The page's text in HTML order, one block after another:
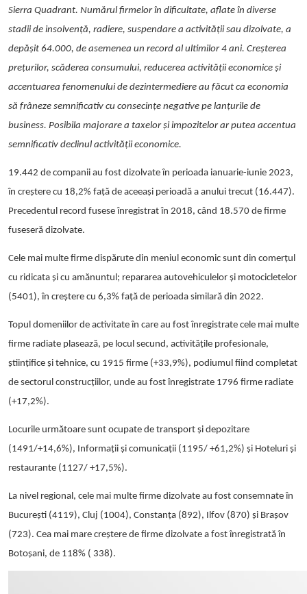
Sierra Quadrant. Numărul firmelor în dificultate, aflate în diverse
stadii de insolvență, radiere, suspendare a activității sau dizolvate, a
depășit 64.000, de asemenea un record al ultimilor 4 ani. Creșterea
prețurilor, scăderea consumului, reducerea activității economice și
accentuarea fenomenului de dezintermediere au făcut ca economia
să frâneze semnificativ cu consecințe negative pe lanțurile de
business. Posibila majorare a taxelor și impozitelor ar putea accentua
semnificativ declinul activității economice.
19.442 de companii au fost dizolvateîn perioada ianuarie-iunie 2023,
în creștere cu 18,2% față de aceeași perioadă a anului trecut (16.447).
Precedentul record fusese înregistrat în 2018, când 18.570 de firme
fuseseră dizolvate.
Cele mai multe firme dispărute din meniul economic sunt din comerţul
cu ridicata şi cu amănuntul ; repararea autovehiculelor şi motocicletelor
(5401), în creștere cu 6,3% față de perioada similară din 2022.
Topul domeniilor de activitate în care au fost înregistrate cele mai multe
firme radiate plasează, pe locul secund, activităţile profesionale,
ştiinţifice şi tehnice, cu 1915 firme (+33,9%), podiumul fiind completat
de sectorul construcțiilor, unde au fost înregistrate 1796 firme radiate
(+17,2%).
Locurile următoare sunt ocupate de transport și depozitare
(1491/+14,6%), Informaţii şi comunicaţii (1195/ +61,2%) și Hoteluri şi
restaurante (1127/ +17,5%).
La nivel regional, cele mai multe firme dizolvate au fost consemnate în
București (4119), Cluj (1004), Constanța (892), Ilfov (870) și Brașov
(723). Cea mai mare creștere de firme dizolvate a fost înregistrată în
Botoșani, de 118% ( 338).